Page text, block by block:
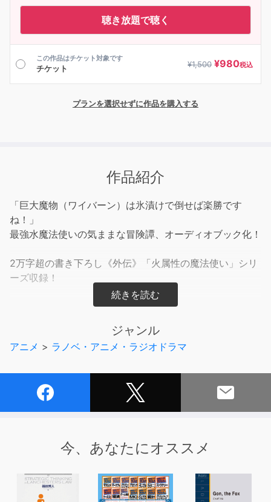
聴き放題で聴く
この作品はチケット対象です
チケット ¥1,500 ¥980税込
プランを選択せずに作品を購入する
作品紹介
「巨大魔物（ワイバーン）は氷漬けで倒せば楽勝です
ね！」
最強水魔法使いの気ままな冒険譚、オーディオブック化！
2万字超の書き下ろし《外伝》「火属性の魔法使い」シリ
ーズ収録！
「＜水よ来たれ！＞」異世界に転生した青年・涼は初めて
の魔法を唱える。コップ一杯の水で始まるスローライフー
おまけに隔絶されたロンド亜大陸で人間は彼一人。成り行
気づけば二十年、いつしか人類最高峰の魔法使いに到達！
と引き上げていくのだった……。"考えても無駄なことなら
考えない"――マイペースすぎる最強水魔法使いの気まま
ジャンル
アニメ > ラノベ・アニメ・ラジオドラマ
今、あなたにオススメ